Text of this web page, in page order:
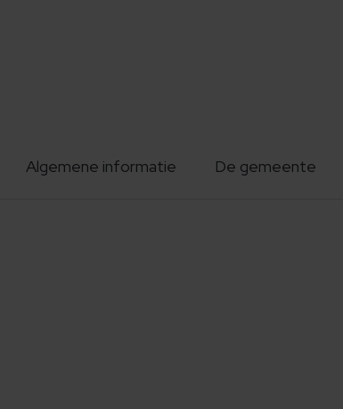
Algemene informatie De gemeente